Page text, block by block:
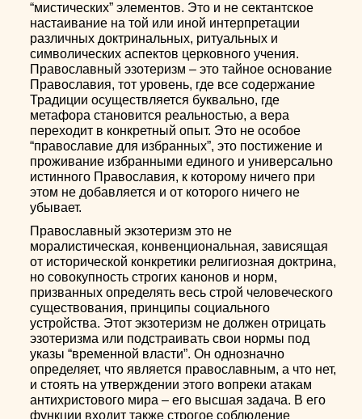
“мистических” элементов. Это и не сектантское
настаивание на той или иной интерпретации
различных доктринальных, ритуальных и
символических аспектов церковного учения.
Православный эзотеризм – это тайное основание
Православия, тот уровень, где все содержание
Традиции осуществляется буквально, где
метафора становится реальностью, а вера
переходит в конкретный опыт. Это не особое
“православие для избранных”, это постижение и
проживание избранными единого и универсально
истинного Православия, к которому ничего при
этом не добавляется и от которого ничего не
убывает.
Православный экзотеризм это не
моралистическая, конвенциональная, зависящая
от исторической конкретики религиозная доктрина,
но совокупность строгих канонов и норм,
призванных определять весь строй человеческого
существования, принципы социального
устройства. Этот экзотеризм не должен отрицать
эзотеризма или подстраивать свои нормы под
указы “временной власти”. Он однозначно
определяет, что является православным, а что нет,
и стоять на утверждении этого вопреки атакам
антихристового мира – его высшая задача. В его
функции входит также строгое соблюдение